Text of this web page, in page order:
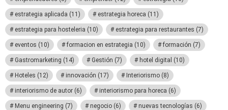
estrategia aplicada (11) estrategia horeca (11)
estrategia para hosteleria (10) estrategia para restaurantes (7)
eventos (10) formacion en estrategia (10) formación (7)
Gastromarketing (14) Gestión (7) hotel digital (10)
Hoteles (12) innovación (17) Interiorismo (8)
interiorismo de autor (6) interiorismo para horeca (6)
Menu engineering (7) negocio (6) nuevas tecnologías (6)